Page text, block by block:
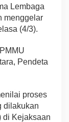
Lembaga
menggelar
(4/3).
Pendeta
proses
dilakukan
di Kejaksaan